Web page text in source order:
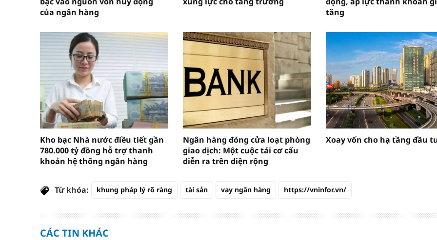
của ngân hàng
tăng
Kho bạc Nhà nước điều tiết gần
780.000 tỷ đồng hỗ trợ thanh
khoản hệ thống ngân hàng
Ngân hàng đóng cửa loạt phòng
giao dịch: Một cuộc tái cơ cấu
diễn ra trên diện rộng
Xoay vốn cho hạ tầng đầu
Từ khóa: khung pháp lý rõ ràng tài sản vay ngân hàng https://vninfor.vn/
CÁC TIN KHÁC